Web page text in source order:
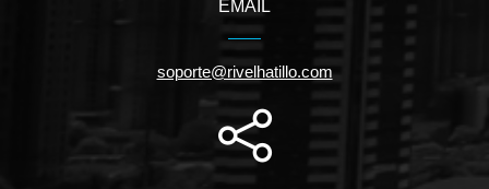
EMAIL
soporte@rivelhatillo.com